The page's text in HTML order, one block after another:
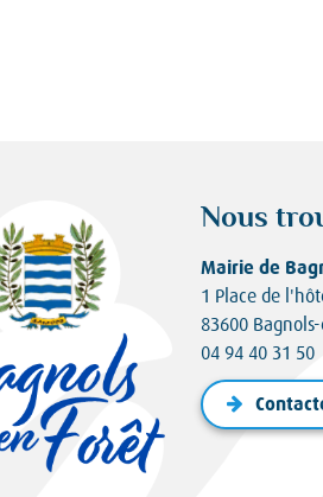
Nous
Mairie de
1 Place de
83600
04 94 40 31 50